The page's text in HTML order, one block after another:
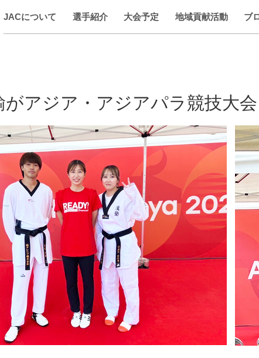
JACについて 選手紹介 大会予定 地域貢献活動 ブ
がアジア・アジアパラ競技大